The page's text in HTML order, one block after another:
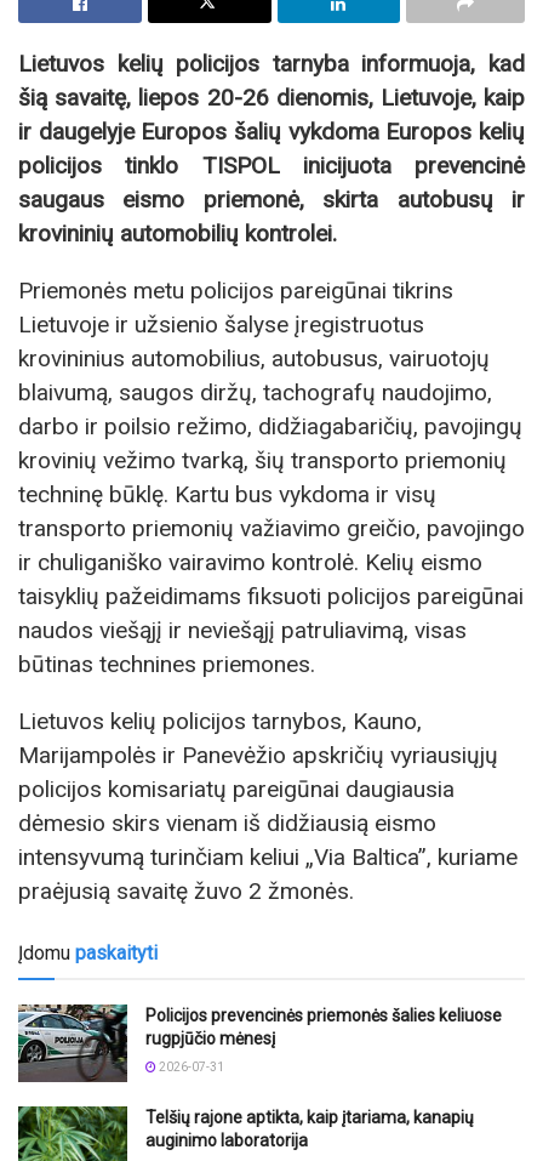
Lietuvos kelių policijos tarnyba informuoja, kad
šią savaitę, liepos 20-26 dienomis, Lietuvoje, kaip
ir daugelyje Europos šalių vykdoma Europos kelių
policijos tinklo TISPOL inicijuota prevencinė
saugaus eismo priemonė, skirta autobusų ir
krovininių automobilių kontrolei.
Priemonės metu policijos pareigūnai tikrins
Lietuvoje ir užsienio šalyse įregistruotus
krovininius automobilius, autobusus, vairuotojų
blaivumą, saugos diržų, tachografų naudojimo,
darbo ir poilsio režimo, didžiagabaričių, pavojingų
krovinių vežimo tvarką, šių transporto priemonių
techninę būklę. Kartu bus vykdoma ir visų
transporto priemonių važiavimo greičio, pavojingo
ir chuliganiško vairavimo kontrolė. Kelių eismo
taisyklių pažeidimams fiksuoti policijos pareigūnai
naudos viešąjį ir neviešąjį patruliavimą, visas
būtinas technines priemones.
Lietuvos kelių policijos tarnybos, Kauno,
Marijampolės ir Panevėžio apskričių vyriausiųjų
policijos komisariatų pareigūnai daugiausia
dėmesio skirs vienam iš didžiausią eismo
intensyvumą turinčiam keliui „Via Baltica”, kuriame
praėjusią savaitę žuvo 2 žmonės.
Įdomu paskaityti
Policijos prevencinės priemonės šalies keliuose
rugpjūčio mėnesį
2026-07-31
Telšių rajone aptikta, kaip įtariama, kanapių
auginimo laboratorija